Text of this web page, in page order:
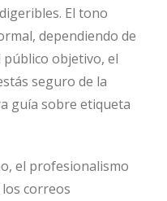
El tono
dependiendo de
público objetivo, el
seguro de la
guía sobre etiqueta
el profesionalismo
los correos